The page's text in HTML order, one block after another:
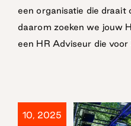
een organisatie die draait
daarom zoeken we jouw
een HR Adviseur die voor
10, 2025